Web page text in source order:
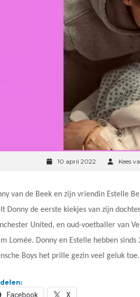
10 april 2022 Kees
van de Beek en zijn vriendin Estelle
Donny de eerste kiekjes van zijn
United, en oud-voetballer van
Lomée. Donny en Estelle hebben
Boys het prille gezin veel geluk toe.
Facebook X